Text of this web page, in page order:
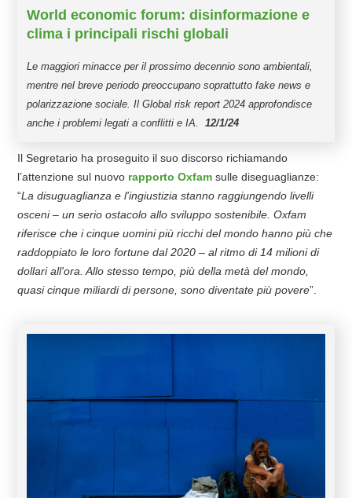
World economic forum: disinformazione e
clima i principali rischi globali
Le maggiori minacce per il prossimo decennio sono ambientali,
mentre nel breve periodo preoccupano soprattutto fake news e
polarizzazione sociale. Il Global risk report 2024 approfondisce
anche i problemi legati a conflitti e IA.
12/1/24
Il Segretario ha proseguito il suo discorso richiamando
l’attenzione sul nuovo rapporto Oxfam sulle diseguaglianze:
“L a disuguaglianza e l'ingiustizia stanno raggiungendo livelli
osceni– un serio ostacolo allo sviluppo sostenibile. Oxfam
riferisce che icinque uomini più ricchi del mondo hanno più che
raddoppiato le loro fortune dal 2020 – al ritmo di 14 milioni di
dollari all'ora. Allo stesso tempo, più della metà del mondo,
quasi cinque miliardi di persone, sono diventate più povere”.